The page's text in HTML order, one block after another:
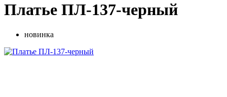
Платье ПЛ-137-черный
новинка